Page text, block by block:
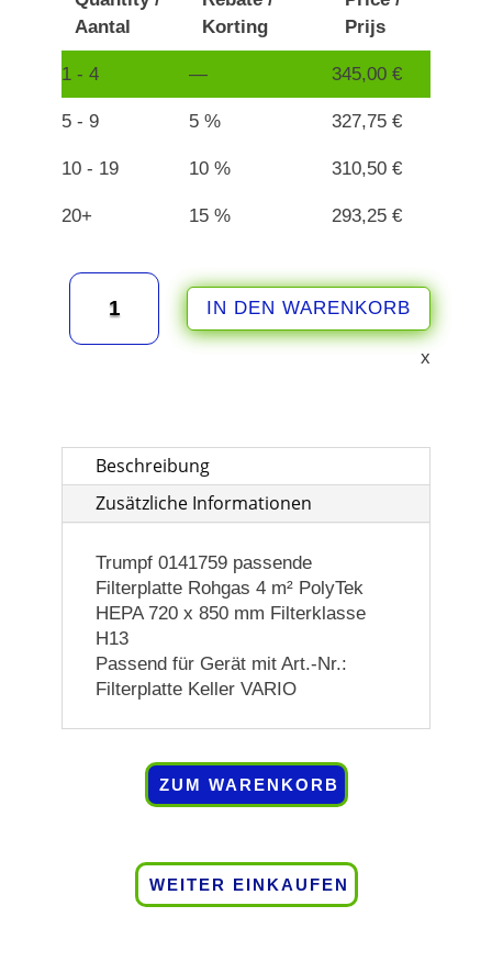
Aantal
Korting
Prijs
1 - 4 — 345,00 €
5 - 9 5 % 327,75 €
10 - 19 10 % 310,50 €
20+ 15 % 293,25 €
Trumpf
0141759
passende
mm
H13
Menge
IN DEN WARENKORB
x
Beschreibung
Zusätzliche Informationen
Trumpf 0141759 passende
Filterplatte Rohgas 4 m² PolyTek
HEPA 720 x 850 mm Filterklasse
H13
Passend für Gerät mit Art.-Nr.:
Filterplatte Keller VARIO
ZUM WARENKORB
WEITER EINKAUFEN